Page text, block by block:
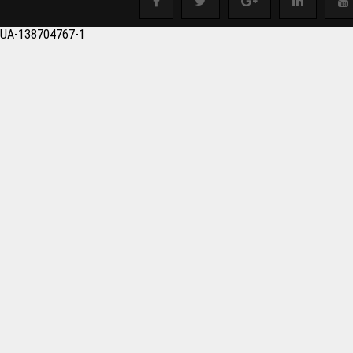
salonu Boşaltmak
UA-138704767-1